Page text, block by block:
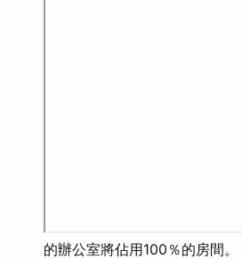
的辦公室將佔用100％的房間。